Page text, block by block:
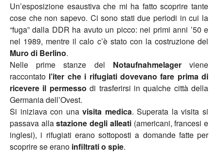
Un’esposizione esaustiva che mi ha fatto scoprire tante
cose che non sapevo. Ci sono stati due periodi in cui la
“fuga” dalla DDR ha avuto un picco: nei primi anni ’50 e
nel 1989, mentre il calo c’è stato con la costruzione del
Muro di Berlino.
Nelle prime stanze del Notaufnahmelagerviene
raccontato l’iter che i rifugiati dovevano fare prima di
ricevere il permesso di trasferirsi in qualche città della
Germania dell’Ovest.
Si iniziava con unavisita medica. Superata la visita si
passava allastazione degli alleati(americani, francesi e
inglesi), i rifugiati erano sottoposti a domande fatte per
scoprire se erano infiltrati o spie.